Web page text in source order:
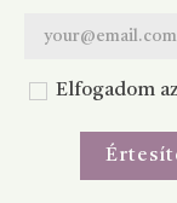
Elfogadom